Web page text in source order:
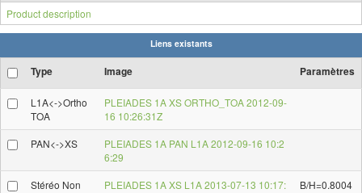
Product description
Liens existants
Type Image Paramètres
L1A<->Ortho
TOA
PLEIADES 1A XS ORTHO_TOA 2012-09-
16 10:26:31Z
PAN<->XS
PLEIADES 1A PAN L1A 2012-09-16 10:2
6:29
Stéréo Non
PLEIADES 1A XS L1A 2013-07-13 10:17:
B/H=0.8004